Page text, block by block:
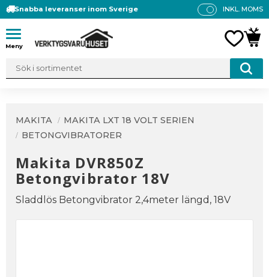
Meny
Snabba leveranser inom Sverige
P
INKL. MOMS
MAKITA
MAKITA LXT 18 VOLT SERIEN
BETONGVIBRATORER
Makita DVR850Z
Betongvibrator 18V
Sladdlös Betongvibrator 2,4meter längd, 18V